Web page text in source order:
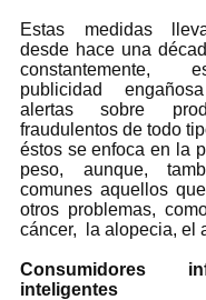
Estas medidas
desde hace una
constantemente,
publicidad
alertas sobre
fraudulentos de todo
éstos se enfoca en la
peso, aunque,
comunes aquellos
otros problemas,
cáncer,  la alopecia, el
Consumidores
inteligentes